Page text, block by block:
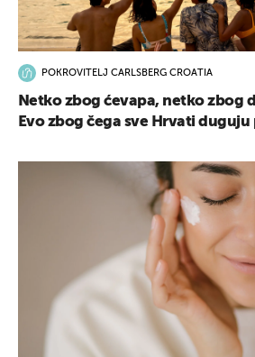
POKROVITELJ CARLSBERG CROATIA
Netko zbog ćevapa, netko zbog
Evo zbog čega sve Hrvati duguju